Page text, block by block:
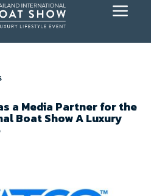
a
a Media Partner for the
Boat Show A Luxury